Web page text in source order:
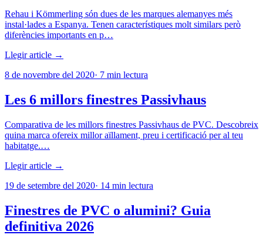
Rehau i Kömmerling són dues de les marques alemanyes més
instal·lades a Espanya. Tenen característiques molt similars però
diferències importants en p…
Llegir article →
8 de novembre del 2020· 7 min lectura
Les 6 millors finestres Passivhaus
Comparativa de les millors finestres Passivhaus de PVC. Descobreix
quina marca ofereix millor aïllament, preu i certificació per al teu
habitatge.…
Llegir article →
19 de setembre del 2020· 14 min lectura
Finestres de PVC o alumini? Guia
definitiva 2026